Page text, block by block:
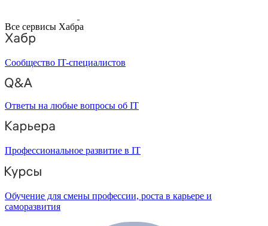
Все сервисы Хабра
Сообщество IT-специалистов
Ответы на любые вопросы об IT
Профессиональное развитие в IT
Обучение для смены профессии, роста в карьере и
саморазвития